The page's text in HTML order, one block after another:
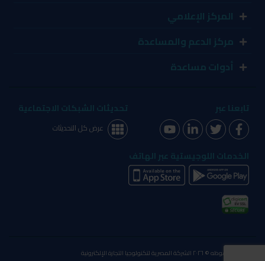
المركز الإعلامي
مركز الدعم والمساعدة
أدوات مساعدة
تابعنا عبر تحديثات الشبكات الاجتماعية
عرض كل التحديثات
الخدمات اللوجيستية عبر الهاتف
الحقوق محفوظه © ٢٠٢٦ الشركة المصرية لتكنولوجيا التجارة الإلكترونية